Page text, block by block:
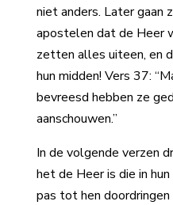
niet anders. Later gaan
apostelen dat de Heer
zetten alles uiteen, en
hun midden! Vers 37:
bevreesd hebben ze
aanschouwen.”
In de volgende verzen
het de Heer is die in
pas tot hen